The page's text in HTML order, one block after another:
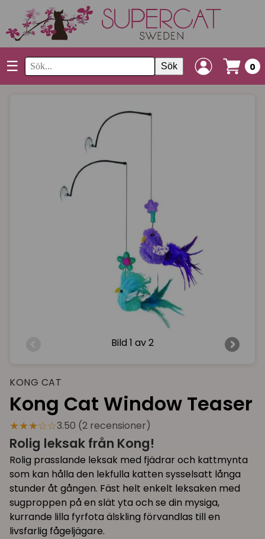
☰ Sök 0
Bild 1 av 2
KONG CAT
Kong Cat Window Teaser
★★★☆☆3.50 (2 recensioner)
Rolig leksak från Kong!
Rolig prasslande leksak med fjädrar och kattmynta
som kan hålla den lekfulla katten sysselsatt långa
stunder åt gången. Fäst helt enkelt leksaken med
sugproppen på en slät yta och se din mysiga,
kurrande lilla fyrfota älskling förvandlas till en
livsfarlig fågeljägare.